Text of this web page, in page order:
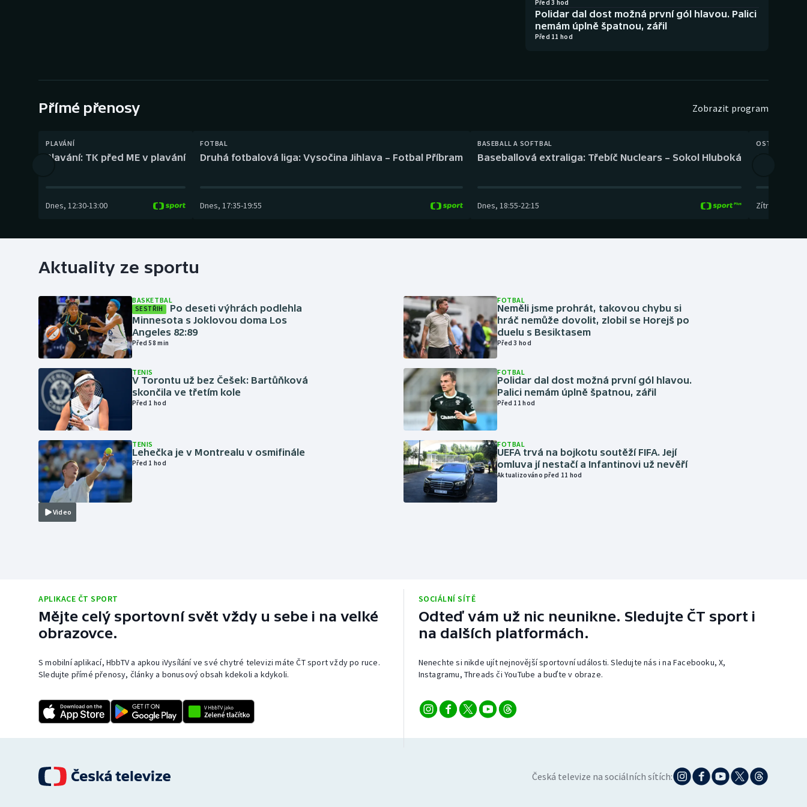
Gymnastika
Před 3 hod
Polidar dal dost možná první gól hlavou. Palici
nemám úplně špatnou, zářil
Před 11 hod
Přímé přenosy Zobrazit program
PLAVÁNÍ
Plavání: TK před ME v plavání
Dnes, 12:30-13:00
FOTBAL
Druhá fotbalová liga: Vysočina Jihlava – Fotbal Příbram
Dnes, 17:35-19:55
BASEBALL A SOFTBAL
Baseballová extraliga: Třebíč Nuclears – Sokol Hluboká
Dnes, 18:55-22:15
OSTATNÍ
Zítra
Aktuality ze sportu
BASKETBAL
SESTŘIH
Po deseti výhrách podlehla
Minnesota s Joklovou doma Los
Angeles 82:89
Před 58 min
TENIS
V Torontu už bez Češek: Bartůňková
skončila ve třetím kole
Před 1 hod
Video
TENIS
Lehečka je v Montrealu v osmifinále
Před 1 hod
FOTBAL
Neměli jsme prohrát, takovou chybu si
hráč nemůže dovolit, zlobil se Horejš po
duelu s Besiktasem
Před 3 hod
FOTBAL
Polidar dal dost možná první gól hlavou.
Palici nemám úplně špatnou, zářil
Před 11 hod
FOTBAL
UEFA trvá na bojkotu soutěží FIFA. Její
omluva jí nestačí a Infantinovi už nevěří
Aktualizováno před 11 hod
APLIKACE ČT SPORT
Mějte celý sportovní svět vždy u sebe i na velké
obrazovce.
S mobilní aplikací, HbbTV a apkou iVysílání ve své chytré televizi máte ČT sport vždy po ruce.
Sledujte přímé přenosy, články a bonusový obsah kdekoli a kdykoli.
SOCIÁLNÍ SÍTĚ
Odteď vám už nic neunikne. Sledujte ČT sport i
na dalších platformách.
Nenechte si nikde ujít nejnovější sportovní události. Sledujte nás i na Facebooku, X,
Instagramu, Threads či YouTube a buďte v obraze.
Česká televize na sociálních sítích: